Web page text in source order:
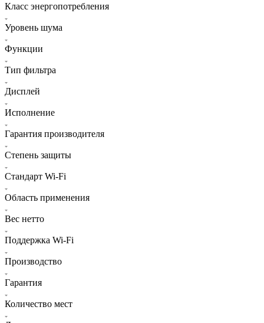
Класс энергопотребления
Уровень шума
Функции
Тип фильтра
Дисплей
Исполнение
Гарантия производителя
Степень защиты
Стандарт Wi-Fi
Область применения
Вес нетто
Поддержка Wi-Fi
Производство
Гарантия
Количество мест